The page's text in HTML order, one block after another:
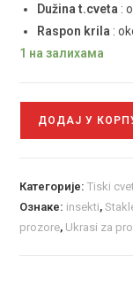
Dužina t.cveta :
Raspon krila :
1 на залихама
ДОДАЈ У
Категорије:Tiski
Ознаке: insekti,
prozore, Ukrasi za